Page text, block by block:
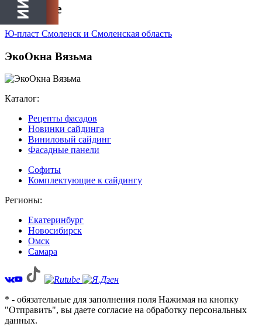
О салоне
Ю-пласт Смоленск и Смоленская область
ЭкоОкна Вязьма
Каталог:
Рецепты фасадов
Новинки сайдинга
Виниловый сайдинг
Фасадные панели
Софиты
Комплектующие к сайдингу
Регионы:
Екатеринбург
Новосибирск
Омск
Самара
* - обязательные для заполнения поля Нажимая на кнопку
"Отправить", вы даете согласие на обработку персональных
данных.